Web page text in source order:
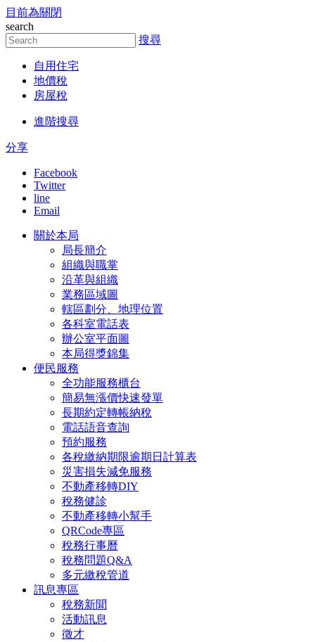
跳到主要內容區塊
目前為關閉
search
搜尋
自用住宅
地價稅
房屋稅
進階搜尋
分享
Facebook
Twitter
line
Email
關於本局
局長簡介
組織與職掌
沿革與組織
業務區域圖
轄區劃分、地理位置
各科室電話表
辦公室平面圖
本局得獎錦集
便民服務
全功能服務櫃台
簡易無漲價快速發單
長期約定轉帳納稅
電話語音查詢
預約服務
各稅繳納期限逾期日計算表
災害損失減免服務
不動產移轉DIY
稅務健診
不動產移轉小幫手
QRCode專區
稅務行事曆
稅務問題Q&A
多元繳稅管道
訊息專區
稅務新聞
活動訊息
徵才